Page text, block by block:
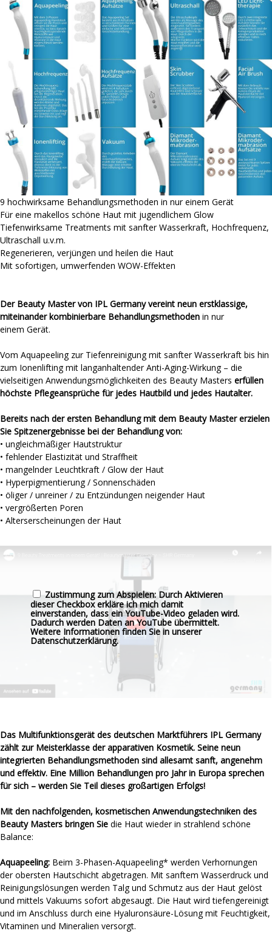
9 hochwirksame Behandlungsmethoden in nur einem Gerät
Für eine makellos schöne Haut mit jugendlichem Glow
Tiefenwirksame Treatments mit sanfter Wasserkraft, Hochfrequenz,
Ultraschall u.v.m.
Regenerieren, verjüngen und heilen die Haut
Mit sofortigen, umwerfenden WOW-Effekten
Der Beauty Master von IPL Germany vereint neun erstklassige,
miteinander kombinierbare Behandlungsmethoden in nur
einem Gerät.
Vom Aquapeeling zur Tiefenreinigung mit sanfter Wasserkraft bis hin
zum Ionenlifting mit langanhaltender Anti-Aging-Wirkung – die
vielseitigen Anwendungsmöglichkeiten des Beauty Masters erfüllen
höchste Pflegeansprüche für jedes Hautbild und jedes Hautalter.
Bereits nach der ersten Behandlung mit dem Beauty Master erzielen
Sie Spitzenergebnisse bei der Behandlung von:
• ungleichmäßiger Hautstruktur
• fehlender Elastizität und Straffheit
• mangelnder Leuchtkraft / Glow der Haut
• Hyperpigmentierung / Sonnenschäden
• öliger / unreiner / zu Entzündungen neigender Haut
• vergrößerten Poren
• Alterserscheinungen der Haut
Zustimmung zum Abspielen: Durch Aktivieren
dieser Checkbox erkläre ich mich damit
einverstanden, dass ein YouTube-Video geladen wird.
Dadurch werden Daten an YouTube übermittelt.
Weitere Informationen finden Sie in unserer
Datenschutzerklärung.
Das Multifunktionsgerät des deutschen Marktführers IPL Germany
zählt zur Meisterklasse der apparativen Kosmetik. Seine neun
integrierten Behandlungsmethoden sind allesamt sanft, angenehm
und effektiv. Eine Million Behandlungen pro Jahr in Europa sprechen
für sich – werden Sie Teil dieses großartigen Erfolgs!
Mit den nachfolgenden, kosmetischen Anwendungstechniken des
Beauty Masters bringen Sie die Haut wieder in strahlend schöne
Balance:
Aquapeeling: Beim 3-Phasen-Aquapeeling* werden Verhornungen
der obersten Hautschicht abgetragen. Mit sanftem Wasserdruck und
Reinigungslösungen werden Talg und Schmutz aus der Haut gelöst
und mittels Vakuums sofort abgesaugt. Die Haut wird tiefengereinigt
und im Anschluss durch eine Hyaluronsäure-Lösung mit Feuchtigkeit,
Vitaminen und Mineralien versorgt.